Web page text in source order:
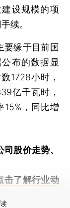
设规模的项
续。
缘于目前国
布的数据显
1728小时，
亿千瓦时，
15%，同比增
司股价走势、
击了解行业动